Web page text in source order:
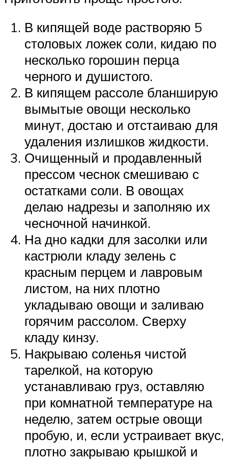
В кипящей воде растворяю 5
столовых ложек соли, кидаю по
несколько горошин перца
черного и душистого.
В кипящем рассоле бланширую
вымытые овощи несколько
минут, достаю и отстаиваю для
удаления излишков жидкости.
Очищенный и продавленный
прессом чеснок смешиваю с
остатками соли. В овощах
делаю надрезы и заполняю их
чесночной начинкой.
На дно кадки для засолки или
кастрюли кладу зелень с
красным перцем и лавровым
листом, на них плотно
укладываю овощи и заливаю
горячим рассолом. Сверху
кладу кинзу.
Накрываю соленья чистой
тарелкой, на которую
устанавливаю груз, оставляю
при комнатной температуре на
неделю, затем острые овощи
пробую, и, если устраивает вкус,
плотно закрываю крышкой и